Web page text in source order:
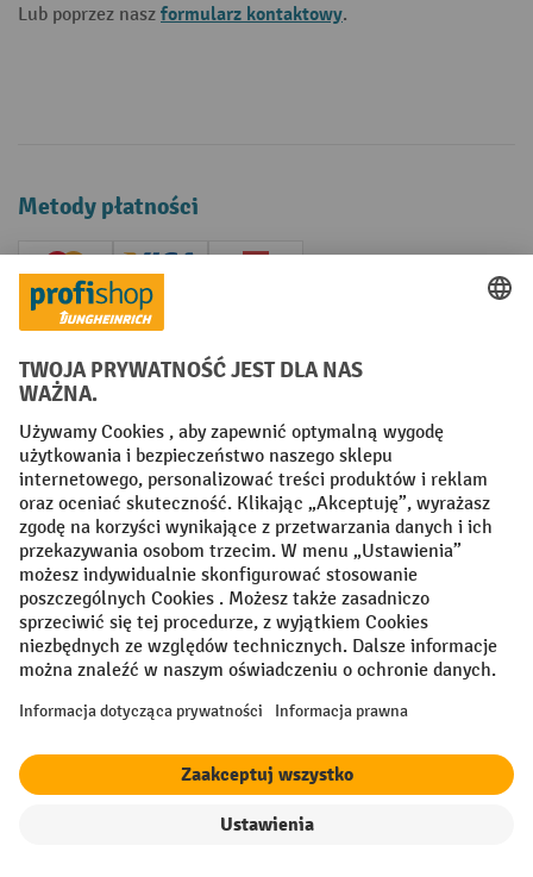
Lub poprzez nasz formularz kontaktowy.
Metody płatności
Creditcard (Master)Creditcard (Visa)
Factura Przedpłata
Sieci społecznościowe
Facebook
YouTube
LinkedIn
Instagram
Regulamin Impressum PL
Oświadczenie o ochronie danych
Ustawienia prywatności
All prices excl. VAT plusshipping costsand possible delivery charges,
¹ Rabat obowiązuje do wyczerpania zapasów. Rabat nie dotyczy cen